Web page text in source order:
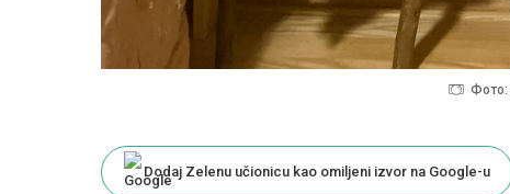
Фото:
Dodaj Zelenu učionicu kao omiljeni izvor na Google-u